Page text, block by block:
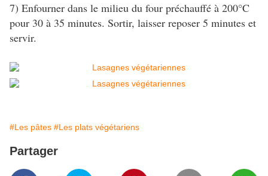
7) Enfourner dans le milieu du four préchauffé à 200°C
pour 30 à 35 minutes. Sortir, laisser reposer 5 minutes et
servir.
#Les pâtes #Les plats végétariens
Partager